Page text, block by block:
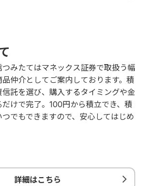
みたてはマネックス証券で取扱う幅
仲介としてご案内しております。積
託を選び、購入するタイミングや金
けで完了。100円から積立でき、積
でもできますので、安心してはじめ
詳細はこちら